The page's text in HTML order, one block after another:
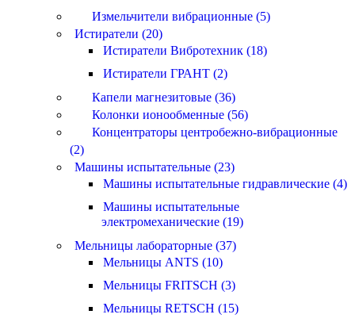
Измельчители вибрационные (5)
Истиратели (20)
Истиратели Вибротехник (18)
Истиратели ГРАНТ (2)
Капели магнезитовые (36)
Колонки ионообменные (56)
Концентраторы центробежно-вибрационные
(2)
Машины испытательные (23)
Машины испытательные гидравлические (4)
Машины испытательные
электромеханические (19)
Мельницы лабораторные (37)
Мельницы ANTS (10)
Мельницы FRITSCH (3)
Мельницы RETSCH (15)